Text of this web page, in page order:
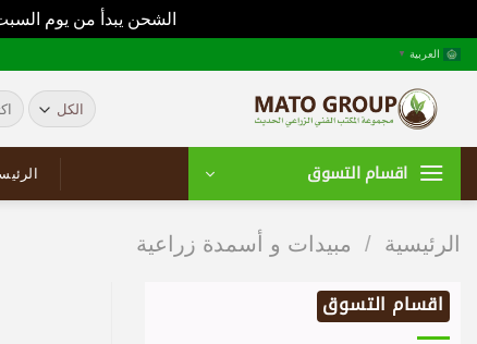
الشحن يبدأ من يوم
تخطيالعربية ▼
البحث
عن:
اقسام التسوق
الرئيسية / مبيدات و أسمدة زراعية
اقسام التسوق